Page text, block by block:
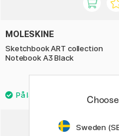
MOLESKINE
Sketchbook ART collection
Notebook A3 Black
Sweden